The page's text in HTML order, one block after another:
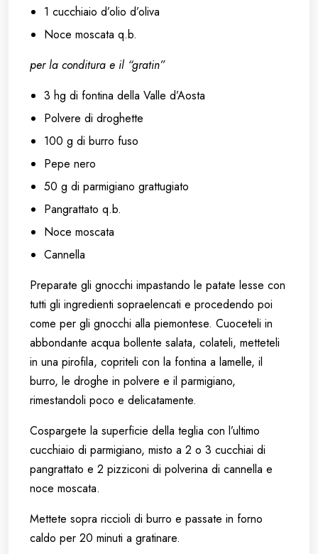
1 cucchiaio d’olio d’oliva
Noce moscata q.b.
per la conditura e il “gratin”
3 hg di fontina della Valle d’Aosta
Polvere di droghette
100 g di burro fuso
Pepe nero
50 g di parmigiano grattugiato
Pangrattato q.b.
Noce moscata
Cannella
Preparate gli gnocchi impastando le patate lesse con
tutti gli ingredienti sopraelencati e procedendo poi
come per gli gnocchi alla piemontese. Cuoceteli in
abbondante acqua bollente salata, colateli, metteteli
in una pirofila, copriteli con la fontina a lamelle, il
burro, le droghe in polvere e il parmigiano,
rimestandoli poco e delicatamente.
Cospargete la superficie della teglia con l’ultimo
cucchiaio di parmigiano, misto a 2 o 3 cucchiai di
pangrattato e 2 pizziconi di polverina di cannella e
noce moscata.
Mettete sopra riccioli di burro e passate in forno
caldo per 20 minuti a gratinare.